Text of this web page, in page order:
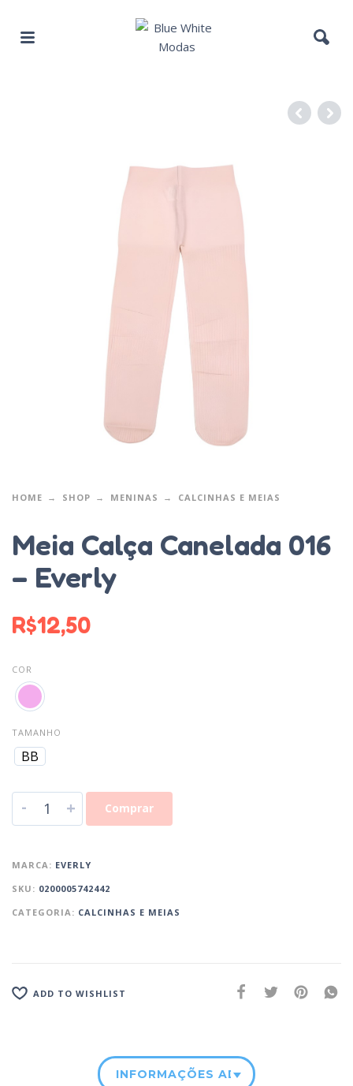
HOME SHOP MENINAS CALCINHAS E MEIAS
Meia Calça Canelada 016
– Everly
R$12,50
COR
TAMANHO
BB
- + Comprar
MARCA: EVERLY
SKU: 0200005742442
CATEGORIA: CALCINHAS E MEIAS
ADD TO WISHLIST
INFORMAÇÕES ADICIONAIS